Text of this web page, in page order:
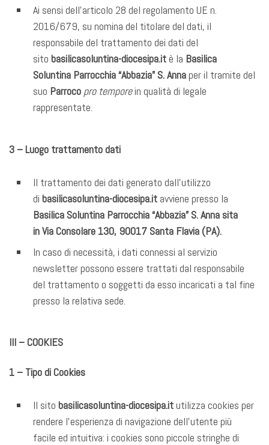
Ai sensi dell’articolo 28 del regolamento UE n.
2016/679, su nomina del titolare del dati, il
responsabile del trattamento dei dati del
sito basilicasoluntina-diocesipa.itè la Basilica
Soluntina Parrocchia “Abbazia” S. Annaper il tramite del
suo Parroco pro temporein qualità di legale
rappresentate.
3 – Luogo trattamento dati
Il trattamento dei dati generato dall’utilizzo
di basilicasoluntina-diocesipa.it avviene presso la
Basilica Soluntina Parrocchia “Abbazia” S. Anna sita
in Via Consolare 130, 90017 Santa Flavia (PA).
In caso di necessità, i dati connessi al servizio
newsletter possono essere trattati dal responsabile
del trattamento o soggetti da esso incaricati a tal fine
presso la relativa sede.
III – COOKIES
1 – Tipo di Cookies
Il sito basilicasoluntina-diocesipa.itutilizza cookies per
rendere l’esperienza di navigazione dell’utente più
facile ed intuitiva: i cookies sono piccole stringhe di